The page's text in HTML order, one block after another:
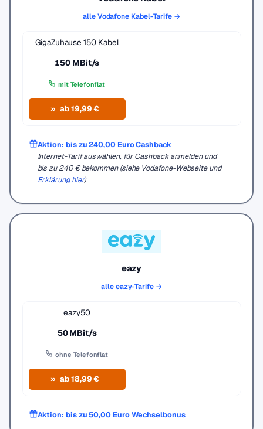
alle Vodafone Kabel-Tarife →
GigaZuhause 150 Kabel
150 MBit/s
mit Telefonflat
ab 19,99 €
Aktion: bis zu 240,00 Euro Cashback
Internet-Tarif auswählen, für Cashback anmelden und
bis zu 240 € bekommen (siehe Vodafone-Webseite und
Erklärung hier)
eazy
alle eazy-Tarife →
eazy50
50 MBit/s
ohne Telefonflat
ab 18,99 €
Aktion: bis zu 50,00 Euro Wechselbonus